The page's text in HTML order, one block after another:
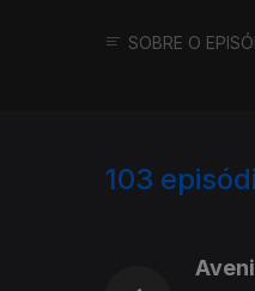
SOBRE O
103